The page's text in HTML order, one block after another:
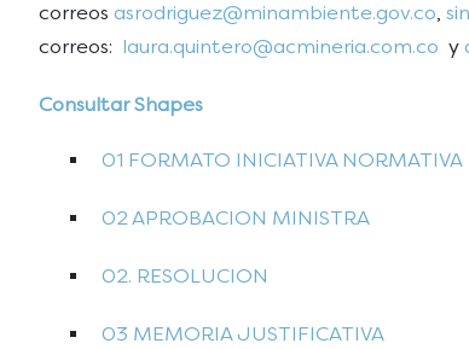
correos asrodriguez@minambiente.gov.co,
correos: laura.quintero@acmineria.com.co y
Consultar Shapes
01 FORMATO INICIATIVA NORMATIVA
02 APROBACION MINISTRA
02. RESOLUCION
03 MEMORIA JUSTIFICATIVA